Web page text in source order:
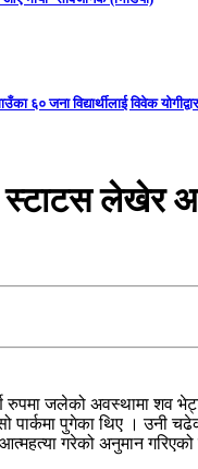
६० जना विद्यार्थीलाई विवेक
लेखेर
रुपमा जलेको अवस्थामा शव
पार्कमा पुगेका थिए । उनी
गरेको अनुमान